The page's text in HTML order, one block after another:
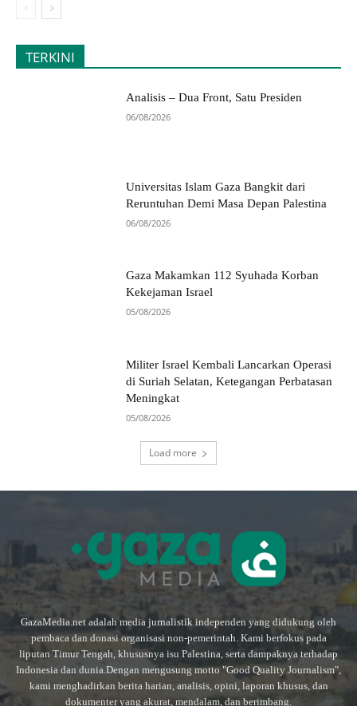
TERKINI
Analisis – Dua Front, Satu Presiden
06/08/2026
Universitas Islam Gaza Bangkit dari
Reruntuhan Demi Masa Depan Palestina
06/08/2026
Gaza Makamkan 112 Syuhada Korban
Kekejaman Israel
05/08/2026
Militer Israel Kembali Lancarkan Operasi
di Suriah Selatan, Ketegangan Perbatasan
Meningkat
05/08/2026
Load more
GazaMedia.net adalah media jurnalistik independen yang didukung oleh
pembaca dan donasi organisasi non-pemerintah. Kami berfokus pada
liputan Timur Tengah, khususnya isu Palestina, serta dampaknya terhadap
Indonesia dan dunia.Dengan mengusung motto "Good Quality Journalism",
kami menghadirkan berita harian, analisis, opini, laporan khusus, dan
dokumenter yang akurat, mendalam, dan berimbang.